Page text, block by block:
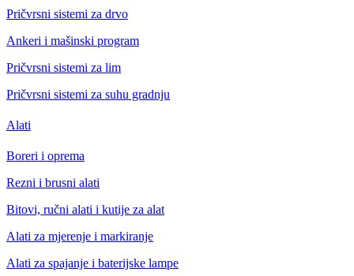
Pričvrsni sistemi za drvo
Ankeri i mašinski program
Pričvrsni sistemi za lim
Pričvrsni sistemi za suhu gradnju
Alati
Boreri i oprema
Rezni i brusni alati
Bitovi, ručni alati i kutije za alat
Alati za mjerenje i markiranje
Alati za spajanje i baterijske lampe